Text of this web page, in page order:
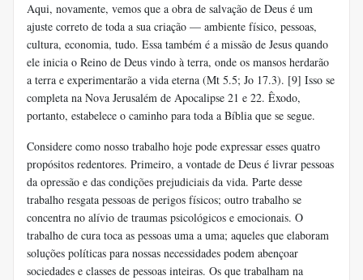
Aqui, novamente, vemos que a obra de salvação de Deus é um
ajuste correto de toda a sua criação — ambiente físico, pessoas,
cultura, economia, tudo. Essa também é a missão de Jesus quando
ele inicia o Reino de Deus vindo à terra, onde os mansos herdarão
a terra e experimentarão a vida eterna (Mt 5.5; Jo 17.3). [9] Isso se
completa na Nova Jerusalém de Apocalipse 21 e 22. Êxodo,
portanto, estabelece o caminho para toda a Bíblia que se segue.
Considere como nosso trabalho hoje pode expressar esses quatro
propósitos redentores. Primeiro, a vontade de Deus é livrar pessoas
da opressão e das condições prejudiciais da vida. Parte desse
trabalho resgata pessoas de perigos físicos; outro trabalho se
concentra no alívio de traumas psicológicos e emocionais. O
trabalho de cura toca as pessoas uma a uma; aqueles que elaboram
soluções políticas para nossas necessidades podem abençoar
sociedades e classes de pessoas inteiras. Os que trabalham na